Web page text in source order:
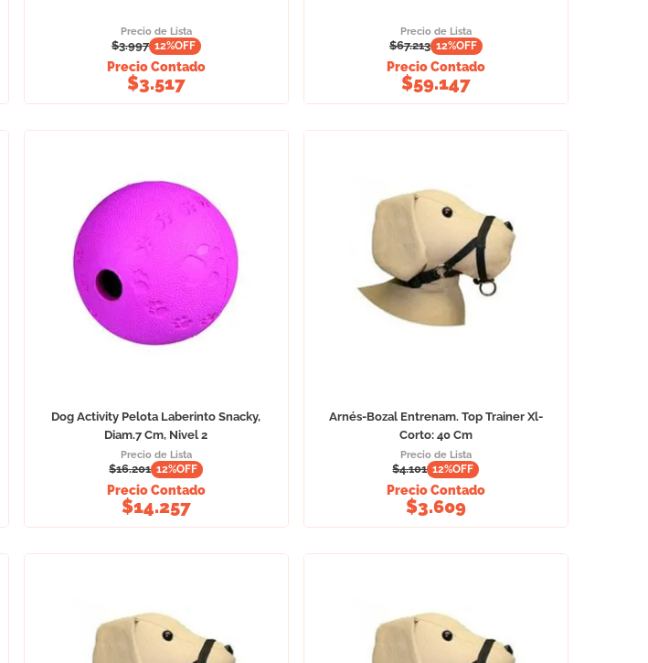
Precio de Lista
$3.997 12%OFF
Precio Contado
$3.517
Precio de Lista
$67.213 12%OFF
Precio Contado
$59.147
Dog Activity Pelota Laberinto Snacky,
Diam.7 Cm, Nivel 2
Precio de Lista
$16.201 12%OFF
Precio Contado
$14.257
Arnés-Bozal Entrenam. Top Trainer Xl-
Corto: 40 Cm
Precio de Lista
$4.101 12%OFF
Precio Contado
$3.609